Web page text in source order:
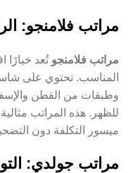
مراتب فلامنجو:
مراتب فلامنجو تُعد خيارًا
المناسب. تحتوي على
وطبقات من القطن
للظهر. هذه المراتب
ميسور التكلفة دون
مراتب جولدي: